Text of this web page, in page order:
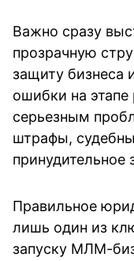
Важно сразу
прозрачную
защиту бизнеса
ошибки на этапе
серьезным
штрафы,
принудительное
Правильное
лишь один из
запуску МЛМ-